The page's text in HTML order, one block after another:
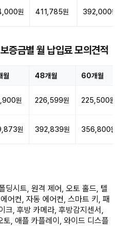
원 411,785원 392,000원
증금별 월 납입료 모의견적
월 48개월 60개월
원 226,599원 225,500원
원 392,839원 356,800원
딩시트, 원격 제어, 오토 홀드, 텔
어컨, 자동 에어컨, 스마트 키, 패
크, 후방 카메라, 후방감지센서,
, 애플 카플레이, 와이드 디스플